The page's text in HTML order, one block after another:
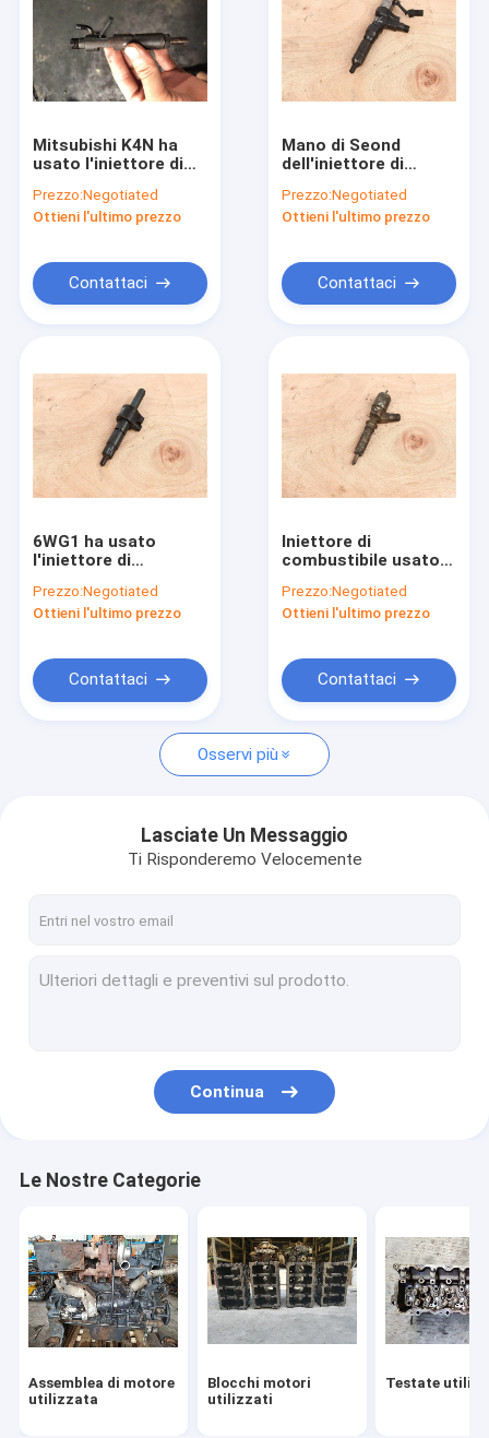
Prodotti
Circa noi
Giro della fabbrica
Richieda una citazione
Assemblea di motore utilizzata
Blocchi motori utilizzati
Albero a gomito della seconda mano
Pompa utilizzata di iniezione di carburante
Alternatore della seconda mano
Biella utilizzata
Assemblea del motore diesel
Assy del motorino di avviamento
Sovralimentazione del motore diesel
Mitsubishi K4N ha
usato l'iniettore di
pezzo di ricambio del
motore
Prezzo:Negotiated
Ottieni l'ultimo prezzo
Contattaci
Mano di Seond
dell'iniettore di
di Hino J08E per
l'escavatore SK350-8
Prezzo:Negotiated
Ottieni l'ultimo prezzo
Contattaci
6WG1 ha usato
l'iniettore di
motore diesel per
l'escavatore ZX450
Prezzo:Negotiated
Ottieni l'ultimo prezzo
Contattaci
Iniettore di
combustibile usato
l'escavatore E320D
E324D 3264700
Prezzo:Negotiated
Ottieni l'ultimo prezzo
Contattaci
Osservi più
Lasciate Un Messaggio
Ti Risponderemo Velocemente
Continua
Le Nostre Categorie
Assemblea di motore
utilizzata
Blocchi motori
utilizzati
Testate